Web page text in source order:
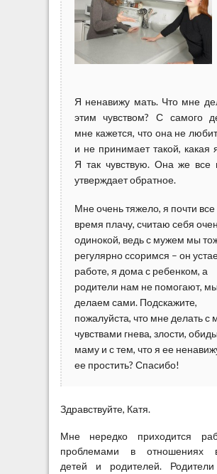
Н
в
ь
Я ненавижу мать. Что мне
этим чувством? С самого
мне кажется, что она не
и не принимает такой, какая
Я так чувствую. Она же все
утверждает обратное.
Мне очень тяжело, я почти все
время плачу, считаю себя
одинокой, ведь с мужем мы
регулярно ссоримся – он
работе, я дома с ребенком, а
родители нам не помогают,
делаем сами. Подскажите,
пожалуйста, что мне делать с
чувствами гнева, злости,
маму и с тем, что я ее
ее простить? Спасибо!
Здравствуйте, Катя.
Мне нередко приходится
проблемами в отношениях
детей и родителей.